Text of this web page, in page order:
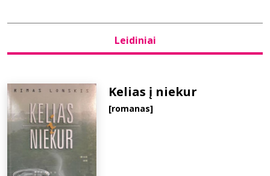
D.U.K.
Leidiniai
Kelias į niekur
[romanas]